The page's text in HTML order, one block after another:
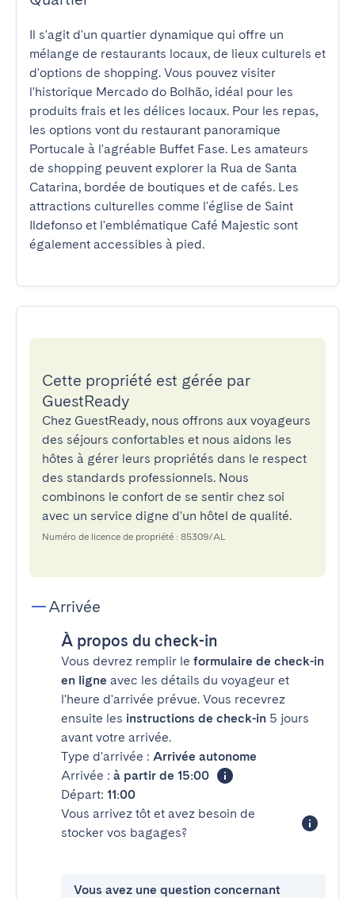
Il s'agit d'un quartier dynamique qui offre un
mélange de restaurants locaux, de lieux culturels et
d'options de shopping. Vous pouvez visiter
l'historique Mercado do Bolhão, idéal pour les
produits frais et les délices locaux. Pour les repas,
les options vont du restaurant panoramique
Portucale à l'agréable Buffet Fase. Les amateurs
de shopping peuvent explorer la Rua de Santa
Catarina, bordée de boutiques et de cafés. Les
attractions culturelles comme l'église de Saint
Ildefonso et l'emblématique Café Majestic sont
également accessibles à pied.
Cette propriété est gérée par
GuestReady
Chez GuestReady, nous offrons aux voyageurs
des séjours confortables et nous aidons les
hôtes à gérer leurs propriétés dans le respect
des standards professionnels. Nous
combinons le confort de se sentir chez soi
avec un service digne d'un hôtel de qualité.
Numéro de licence de propriété : 85309/AL
Arrivée
À propos du check-in
Vous devrez remplir le formulaire de check-in
en ligne avec les détails du voyageur et
l'heure d'arrivée prévue. Vous recevrez
ensuite les instructions de check-in 5 jours
avant votre arrivée.
Type d'arrivée : Arrivée autonome
Arrivée : à partir de 15:00
Départ: 11:00
Vous arrivez tôt et avez besoin de
stocker vos bagages?
Vous avez une question concernant